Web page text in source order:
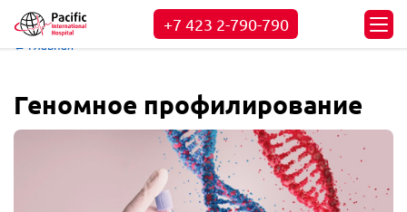
+7 423 2-790-790
← Главная
Геномное профилирование